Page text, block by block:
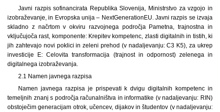
Javni razpis sofinancirata Republika Slovenija, Ministrstvo za vzgojo in
izobraževanje, in Evropska unija – NextGenerationEU. Javni razpis se izvaja
skladno z načrtom v okviru razvojnega področja Pametna, trajnostna in
vključujoča rast, komponente: Krepitev kompetenc, zlasti digitalnih in tistih, ki
jih zahtevajo novi poklici in zeleni prehod (v nadaljevanju: C3 K5), za ukrep
investicije E: Celovita transformacija (trajnost in odpornost) zelenega in
digitalnega izobraževanja.
2.1 Namen javnega razpisa
Namen javnega razpisa je prispevati k dvigu digitalnih kompetenc in
temeljnih znanj s področja računalništva in informatike (v nadaljevanju: RIN)
obstoječim generacijam otrok, učencev, dijakov in študentov (v nadaljevanju: